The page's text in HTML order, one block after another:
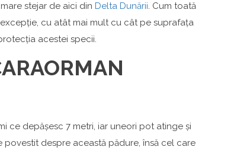
stejar de aici din Delta Dunării. Cum toată
cu atât mai mult cu cât pe suprafața
acestei specii.
ce depășesc 7 metri, iar uneori pot atinge și
despre această pădure, însă cel care